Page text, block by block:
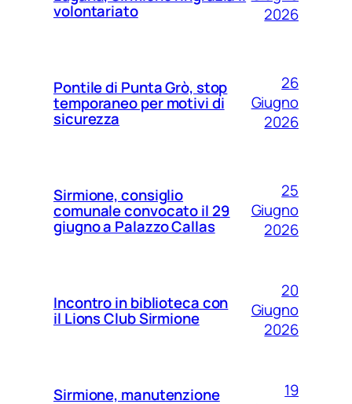
volontariato
2026
Pontile di Punta Grò, stop
temporaneo per motivi di
sicurezza
26
Giugno
2026
Sirmione, consiglio
comunale convocato il 29
giugno a Palazzo Callas
25
Giugno
2026
Incontro in biblioteca con
il Lions Club Sirmione
20
Giugno
2026
Sirmione, manutenzione
19